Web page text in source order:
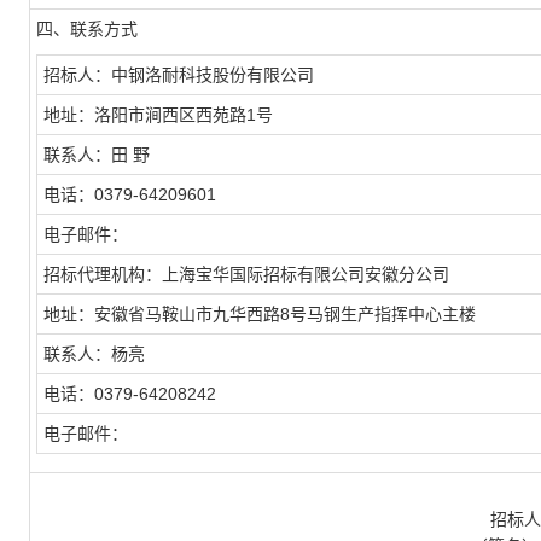
四、联系方式
招标人：中钢洛耐科技股份有限公司
地址：洛阳市涧西区西苑路1号
联系人：田 野
电话：0379-64209601
电子邮件：
招标代理机构：上海宝华国际招标有限公司安徽分公司
地址：安徽省马鞍山市九华西路8号马钢生产指挥中心主楼
联系人：杨亮
电话：0379-64208242
电子邮件：
招标